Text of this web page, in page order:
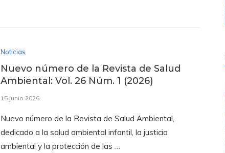
Noticias
Nuevo número de la Revista de Salud
Ambiental: Vol. 26 Núm. 1 (2026)
15 junio 2026
Nuevo número de la Revista de Salud Ambiental,
dedicado a la salud ambiental infantil, la justicia
ambiental y la protección de las …